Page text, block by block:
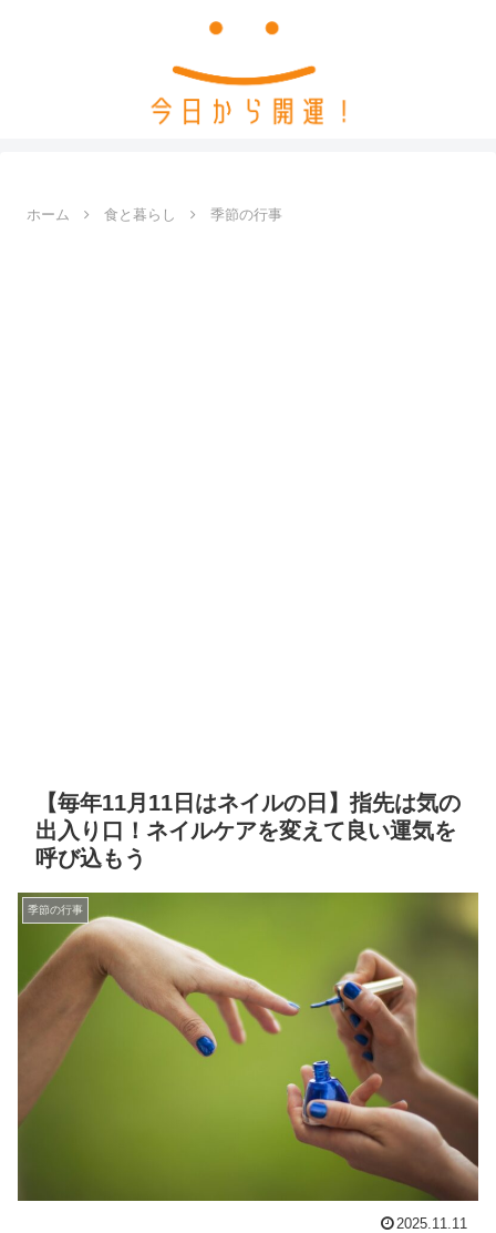
ホーム 食と暮らし 季節の行事
【毎年11月11日はネイルの日】指先は気の
出入り口！ネイルケアを変えて良い運気を
呼び込もう
季節の行事
2025.11.11